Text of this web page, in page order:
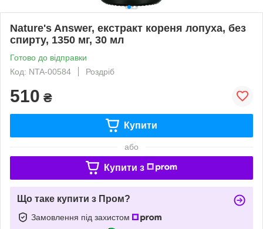
Nature's Answer, екстракт кореня лопуха, без
спирту, 1350 мг, 30 мл
Готово до відправки
Код: NTA-00584
Роздріб
510 ₴
Купити
або
Купити з
Що таке купити з Пром?
Замовлення під захистом